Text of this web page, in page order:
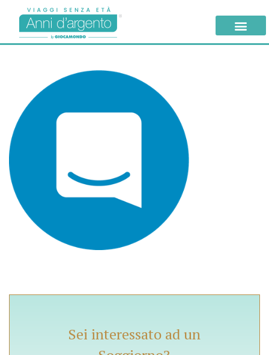
Sei interessato ad un